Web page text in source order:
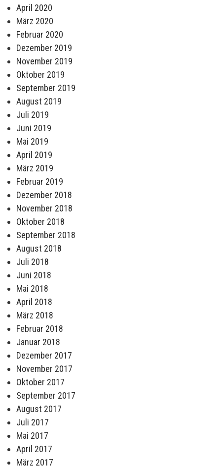
April 2020
März 2020
Februar 2020
Dezember 2019
November 2019
Oktober 2019
September 2019
August 2019
Juli 2019
Juni 2019
Mai 2019
April 2019
März 2019
Februar 2019
Dezember 2018
November 2018
Oktober 2018
September 2018
August 2018
Juli 2018
Juni 2018
Mai 2018
April 2018
März 2018
Februar 2018
Januar 2018
Dezember 2017
November 2017
Oktober 2017
September 2017
August 2017
Juli 2017
Mai 2017
April 2017
März 2017